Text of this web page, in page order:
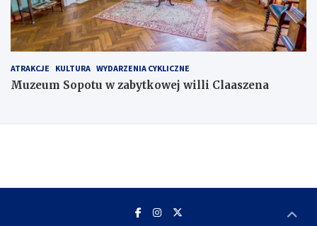
ATRAKCJE KULTURA WYDARZENIA CYKLICZNE
Muzeum Sopotu w zabytkowej willi Claaszena